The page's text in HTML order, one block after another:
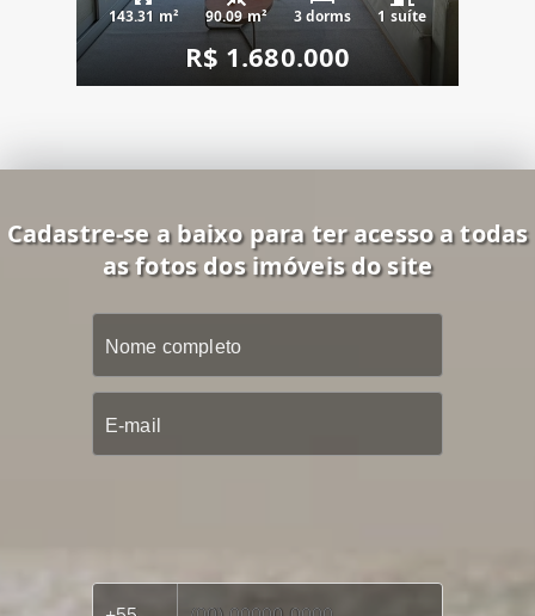
143.31 m² 90.09 m² 3 dorms 1 suíte
R$ 1.680.000
Cadastre-se a baixo para ter acesso a todas
as fotos dos imóveis do site